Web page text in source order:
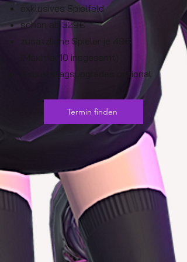
exklusives Spielfeld
schon ab 329€
zusätzliche Spieler je 49€
(Maximal 10 insgesamt)
Geburtstagsupgrades optional
Termin finden